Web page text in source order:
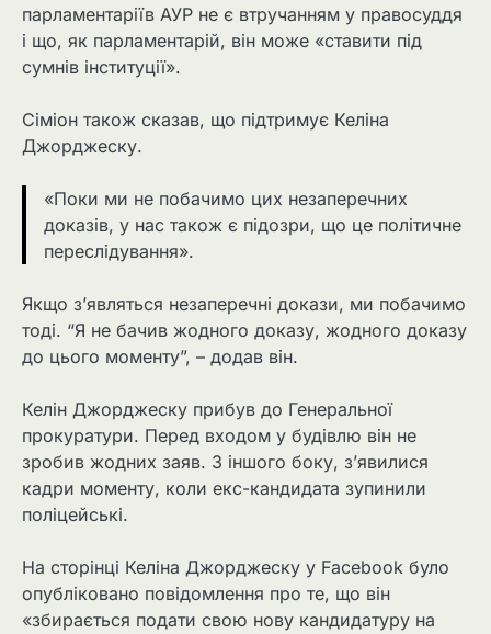
парламентаріїв АУР не є втручанням у правосуддя
і що, як парламентарій, він може «ставити під
сумнів інституції».
Сіміон також сказав, що підтримує Келіна
Джорджеску.
«Поки ми не побачимо цих незаперечних
доказів, у нас також є підозри, що це політичне
переслідування».
Якщо з’являться незаперечні докази, ми побачимо
тоді. “Я не бачив жодного доказу, жодного доказу
до цього моменту”, – додав він.
Келін Джорджеску прибув до Генеральної
прокуратури. Перед входом у будівлю він не
зробив жодних заяв. З іншого боку, з’явилися
кадри моменту, коли екс-кандидата зупинили
поліцейські.
На сторінці Келіна Джорджеску у Facebook було
опубліковано повідомлення про те, що він
«збирається подати свою нову кандидатуру на